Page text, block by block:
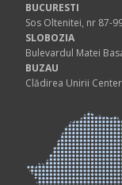
BUCURESTI
Sos Oltenitei, nr 87-
SLOBOZIA
Bulevardul Matei
BUZAU
Clădirea Unirii